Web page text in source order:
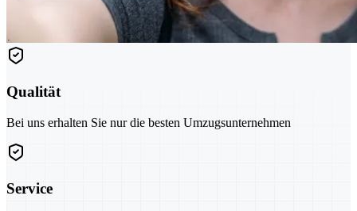
Qualität
Bei uns erhalten Sie nur die besten Umzugsunternehmen
Service